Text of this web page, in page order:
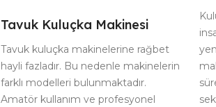
Tavuk Kuluçka Makinesi
Tavuk kuluçka makinelerine rağbet
hayli fazladır. Bu nedenle makinelerin
farklı modelleri bulunmaktadır.
Amatör kullanım ve profesyonel